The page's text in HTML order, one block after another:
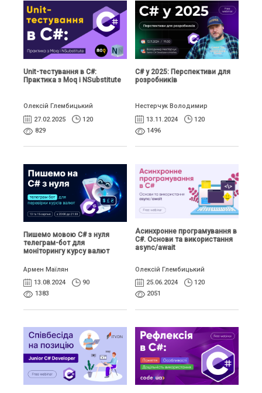
Unit-тестування в C#:
Практика з Moq і NSubstitute
Олексій Глембицький
27.02.2025
120
829
C# у 2025: Перспективи для
розробників
Нестерчук Володимир
13.11.2024
120
1496
Пишемо мовою C# з нуля
телеграм-бот для
моніторингу курсу валют
Армен Маїлян
13.08.2024
90
1383
Асинхронне програмування в
C#. Основи та використання
async/await
Олексій Глембицький
25.06.2024
120
2051